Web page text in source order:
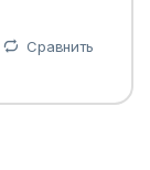
Сравнить